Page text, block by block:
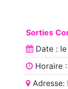
Sorties
Date : le
Horaire :
Adresse: